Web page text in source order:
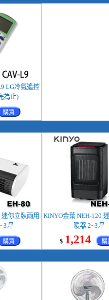
LG冷氣遙控
為止)
購買
你立臥兩用
坪
購買
KINYO金葉 NEH-120
暖器 2~3坪
$ 1,214 購